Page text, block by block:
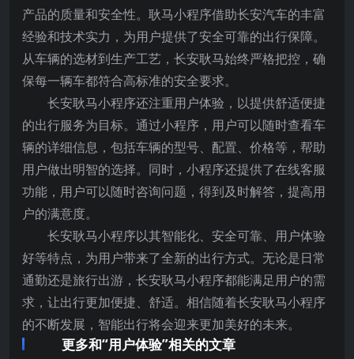
产品的质量和安全性。耿马小程序借助长安汽车的丰富
经验和技术实力，为用户提供了安全可靠的出行保障。
从车辆的选材到生产工艺，长安耿马始终严格把控，确
保每一辆车都符合高标准的安全要求。
长安耿马小程序还注重用户体验，以提供舒适便捷
的出行服务为目标。通过小程序，用户可以随时查看车
辆的详细信息，包括车辆的型号、配置、价格等，帮助
用户做出明智的选择。同时，小程序还提供了在线客服
功能，用户可以随时咨询问题，得到及时解答，提高用
户的满意度。
长安耿马小程序以其智能化、安全可靠、用户体验
好等特点，为用户带来了全新的出行方式。无论是日常
通勤还是旅行出游，长安耿马小程序都能满足用户的需
求，让出行更加便捷、舒适。相信随着长安耿马小程序
的不断发展，智能出行将会迎来更加美好的未来。
更多和“用户体验”相关的文章